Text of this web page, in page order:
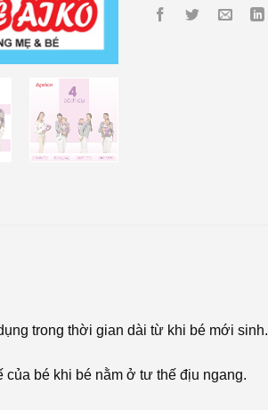
trong thời gian dài từ khi bé mới sinh.
bé khi bé nằm ở tư thế địu ngang.